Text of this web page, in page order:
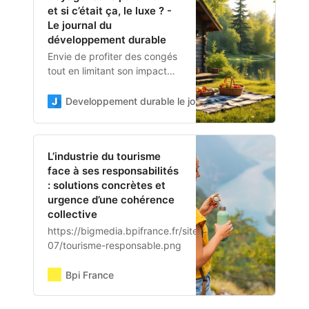
et si c’était ça, le luxe ? -
Le journal du
développement durable
Envie de profiter des congés
tout en limitant son impact
pour des vacances écolos
Developpement durable le journal Marie
L’industrie du tourisme
face à ses responsabilités
: solutions concrètes et
urgence d’une cohérence
collective
https://bigmedia.bpifrance.fr/sites/default/files/2025-
07/tourisme-responsable.png
Bpi France